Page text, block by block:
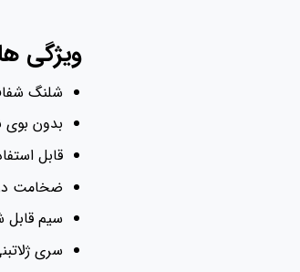
ویژگی
شلنگ
بدون بوی
قابل
ضخامت
سیم
سری